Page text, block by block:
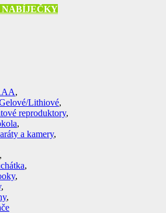
NABÍJEČKY
,
Lithiové,
reproduktory,
,
a kamery,
,
,
,
,
,